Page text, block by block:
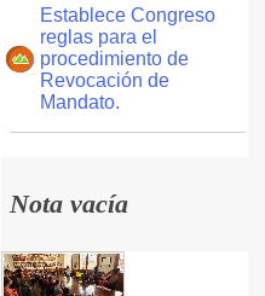
Establece Congreso
reglas para el
procedimiento de
Revocación de
Mandato.
Nota vacía